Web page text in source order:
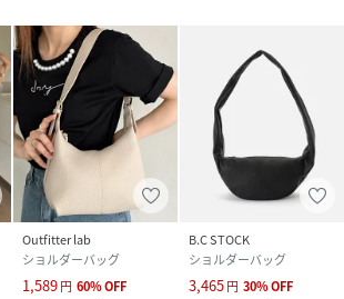
Outfitter lab
ショルダーバッグ
1,589円 60%OFF
B.C STOCK
ショルダーバッグ
3,465円 30%OFF